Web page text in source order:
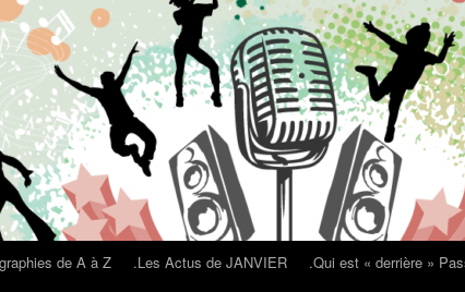
de A à Z .Les Actus de JANVIER .Qui est « derrière »